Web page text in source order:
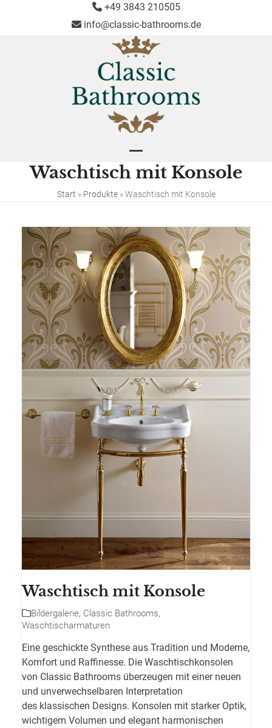
+49 3843 210505
info@classic-bathrooms.de
Open
mobile
menu
Close
mobile
menu
Waschtisch mit Konsole
Start » Produkte»Waschtisch mit Konsole
Waschtisch mit Konsole
Bildergalerie, Classic Bathrooms,
Waschtischarmaturen
Eine geschickte Synthese aus Tradition und Moderne,
Komfort und Raffinesse. Die Waschtischkonsolen
von Classic Bathrooms überzeugen mit einer neuen
und unverwechselbaren Interpretation
des klassischen Designs. Konsolen mit starker Optik,
wichtigem Volumen und elegant harmonischen